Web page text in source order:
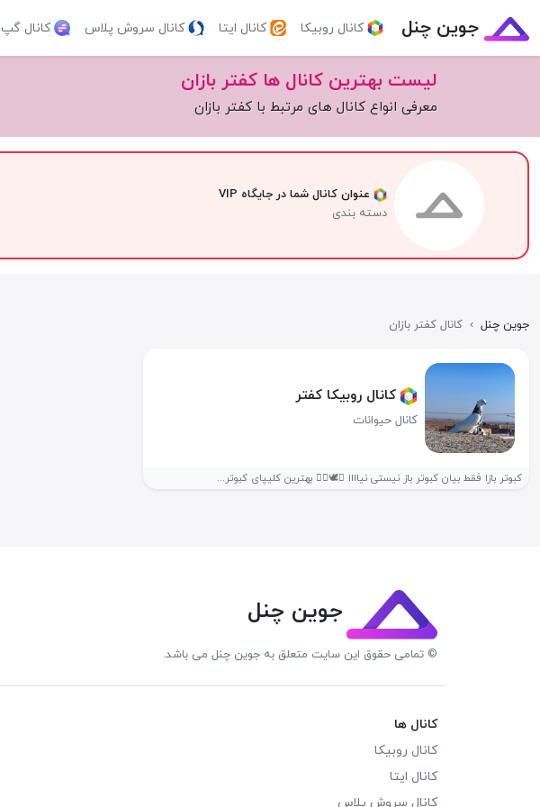
جوین چنل کانال روبیکا کانال ایتا کانال سروش پلاس کانال گپ
لیست بهترین کانال ها کفتر بازان
معرفی انواع کانال های مرتبط با کفتر بازان
عنوان کانال شما در جایگاه VIP
دسته بندی
جوین چنل › کانال کفتر بازان
کانال روبیکا کفتر
کانال حیوانات
کبوتر بازا فقط بیان کبوتر باز نیستی نیاااا ❌🕊️👇🏽 بهترین کلیپای کبوتر...
جوین چنل
© تمامی حقوق این سایت متعلق به جوین چنل می باشد.
کانال ها
کانال روبیکا
کانال ایتا
کانال سروش پلاس